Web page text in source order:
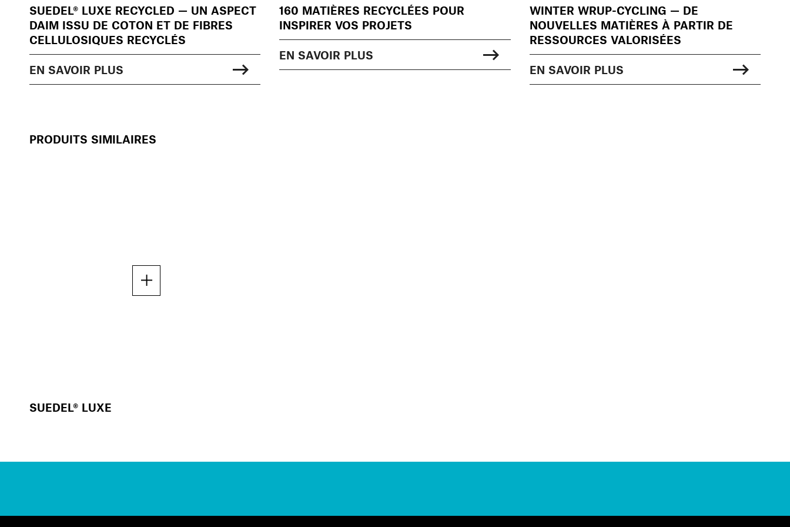
SUEDEL® LUXE RECYCLED — UN ASPECT
DAIM ISSU DE COTON ET DE FIBRES
CELLULOSIQUES RECYCLÉS
EN SAVOIR PLUS
160 MATIÈRES RECYCLÉES POUR
INSPIRER VOS PROJETS
EN SAVOIR PLUS
WINTER WRUP-CYCLING — DE
NOUVELLES MATIÈRES À PARTIR DE
RESSOURCES VALORISÉES
EN SAVOIR PLUS
PRODUITS SIMILAIRES
SUEDEL® LUXE